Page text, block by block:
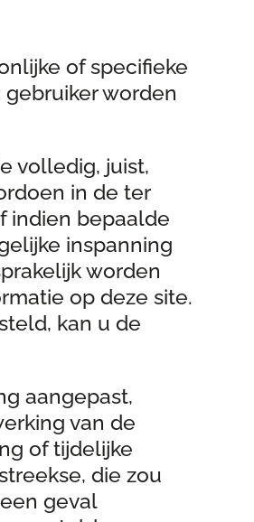
of specifieke
worden
volledig, juist,
in de ter
indien bepaalde
inspanning
worden
op deze site.
kan u de
aangepast,
van de
of tijdelijke
die zou
geval